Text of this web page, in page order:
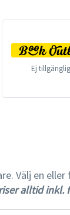
Ej tillgänglig
Välj en
alltid inkl.